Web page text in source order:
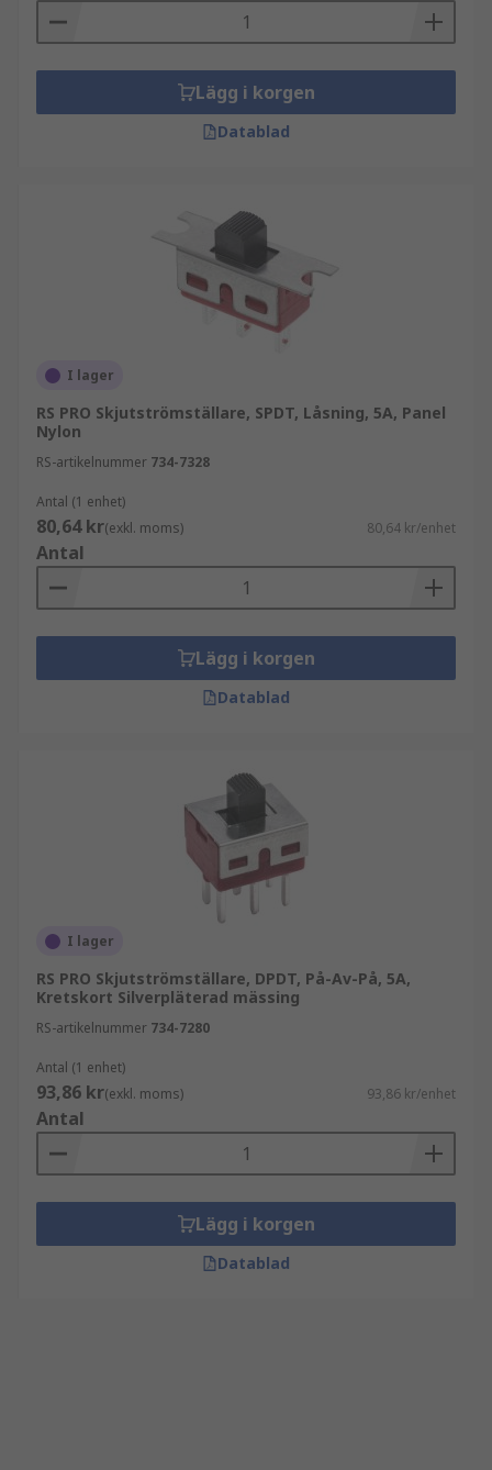
Lägg i korgen
Datablad
I lager
RS PRO Skjutströmställare, SPDT, Låsning, 5A, Panel
Nylon
RS-artikelnummer 734-7328
Antal (1 enhet)
80,64 kr(exkl. moms) 80,64 kr/enhet
Antal
Lägg i korgen
Datablad
I lager
RS PRO Skjutströmställare, DPDT, På-Av-På, 5A,
Kretskort Silverpläterad mässing
RS-artikelnummer 734-7280
Antal (1 enhet)
93,86 kr(exkl. moms) 93,86 kr/enhet
Antal
Lägg i korgen
Datablad